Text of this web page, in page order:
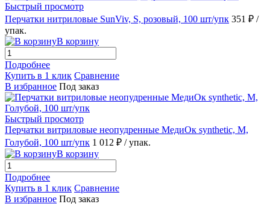
Быстрый просмотр
Перчатки нитриловые SunViv, S, розовый, 100 шт/упк 351 ₽ /
упак.
В корзину
Подробнее
Купить в 1 клик Сравнение
В избранное Под заказ
Быстрый просмотр
Перчатки витриловые неопудренные МедиОк synthetic, M,
Голубой, 100 шт/упк 1 012 ₽ / упак.
В корзину
Подробнее
Купить в 1 клик Сравнение
В избранное Под заказ